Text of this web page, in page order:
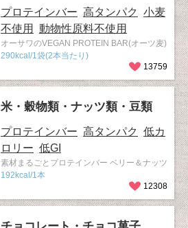
プロテインバー 高タンパク
小麦
不使用
動物性原料不使用
オーサワのVEGAN PROTEIN BAR(オーツ麦)
290kcal/1袋(2本当たり)
13759
米・穀物類・ナッツ類・豆類
プロテインバー 高タンパク
低カ
ロリー 低GI
素材まるごとプロテインバー ベリー＆ナッツ
192kcal/1本
12308